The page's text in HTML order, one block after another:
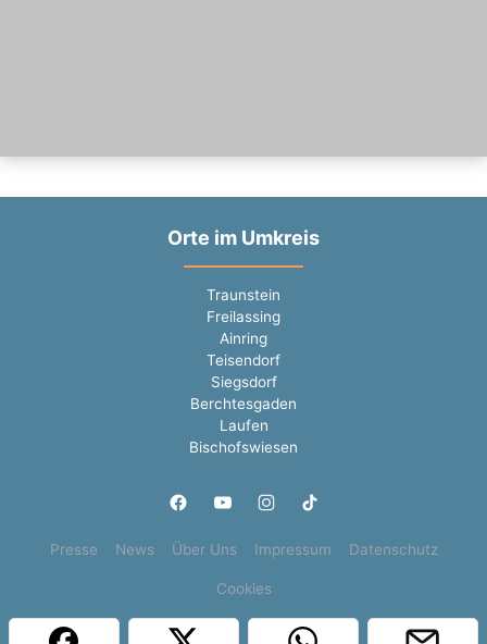
Orte im Umkreis
Traunstein
Freilassing
Ainring
Teisendorf
Siegsdorf
Berchtesgaden
Laufen
Bischofswiesen
Presse News Über Uns Impressum Datenschutz
Cookies